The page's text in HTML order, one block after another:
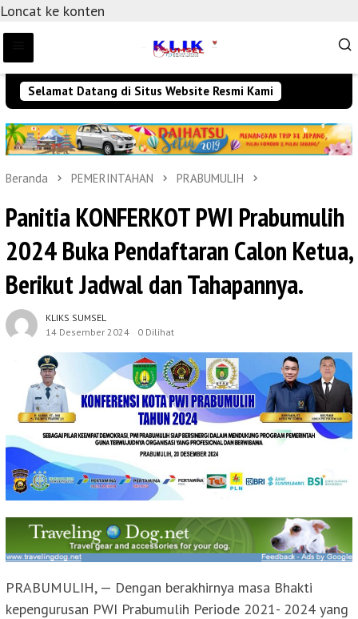
Loncat ke konten
Selamat Datang di Situs Website Resmi Kami
Beranda PEMERINTAHAN PRABUMULIH
Panitia KONFERKOT PWI Prabumulih
2024 Buka Pendaftaran Calon Ketua,
Berikut Jadwal dan Tahapannya.
KLIKS SUMSEL
14 Desember 2024
0 Dilihat
PRABUMULIH, — Dengan berakhirnya masa Bhakti
kepengurusan PWI Prabumulih Periode 2021- 2024 yang